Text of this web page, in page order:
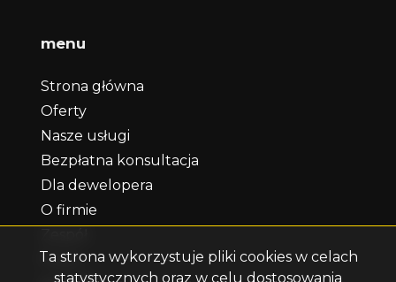
menu
Strona główna
Oferty
Nasze usługi
Bezpłatna konsultacja
Dla dewelopera
O firmie
Praca
Ta strona wykorzystuje pliki cookies w celach
statystycznych oraz w celu dostosowania